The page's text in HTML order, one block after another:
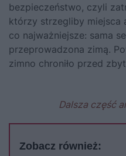
bezpieczeństwo, czyli
którzy strzegliby miejsca
co najważniejsze: sama
przeprowadzona zimą.
zimno chroniło przed
Dalsza część
Zobacz również: